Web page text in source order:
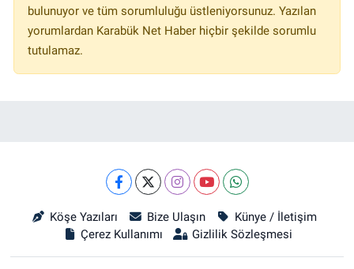
bulunuyor ve tüm sorumluluğu üstleniyorsunuz. Yazılan
yorumlardan Karabük Net Haber hiçbir şekilde sorumlu
tutulamaz.
Köşe Yazıları Bize Ulaşın
Künye / İletişim
Çerez Kullanımı
Gizlilik Sözleşmesi